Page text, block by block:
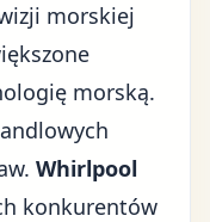
morskiej
morską.
Whirlpool
konkurentów